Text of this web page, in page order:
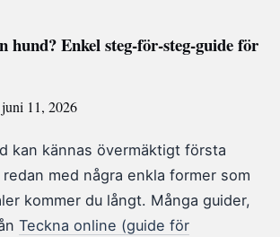
Enkel steg-för-steg-guide för
11, 2026
kan kännas övermäktigt första
med några enkla former som
kommer du långt. Många guider,
Teckna online (guide för